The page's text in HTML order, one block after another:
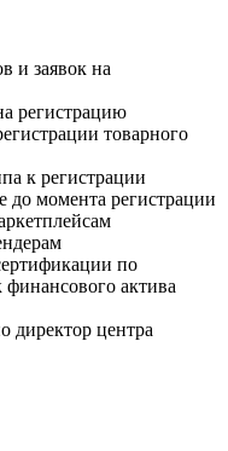
и заявок на
регистрацию
товарного
к регистрации
до момента регистрации
по
финансового актива
директор центра